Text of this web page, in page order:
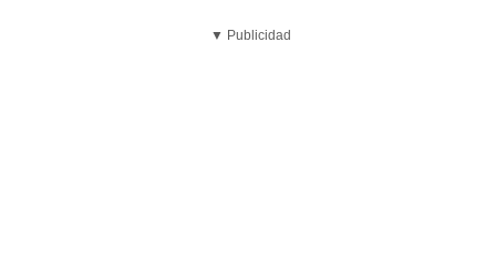
▼ Publicidad